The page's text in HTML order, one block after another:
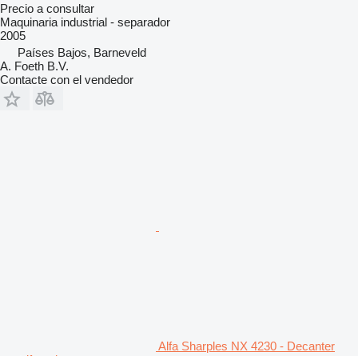
Precio a consultar
Maquinaria industrial - separador
2005
Países Bajos, Barneveld
A. Foeth B.V.
Contacte con el vendedor
Alfa Sharples NX 4230 - Decanter